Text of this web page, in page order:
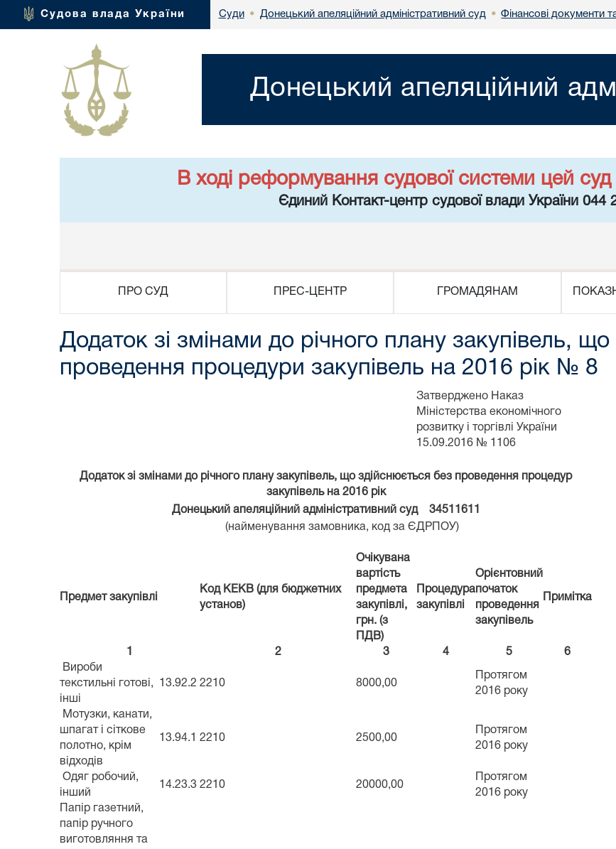
Судова влада України Суди • Донецький апеляційний адміністративний суд • Фінансові документи та
Донецький апеляційний
В ході реформування судової системи цей
Єдиний Контакт-центр судової влади України 044
ПРО СУД ПРЕС-ЦЕНТР ГРОМАДЯНАМ
Додаток зі змінами до річного плану закупівель,
проведення процедури закупівель на 2016 рік № 8
Затверджено Наказ
Міністерства економічного
розвитку і торгівлі України
15.09.2016 № 1106
Додаток зі змінами до річного плану закупівель, що здійснюється без проведення процедур
закупівель на 2016 рік
Донецький апеляційний адміністративний суд 34511611
(найменування замовника, код за ЄДРПОУ)
Предмет закупівлі
Код КЕКВ (для бюджетних
установ)
Очікувана
вартість
предмета
закупівлі,
грн. (з
ПДВ)
Процедура
закупівлі
Орієнтовний
початок
проведення
закупівель
Примітка
1 2 3 4 5
6
Вироби
текстильні готові,
інші
13.92.2 2210 8000,00
Протягом
2016 року
Мотузки, канати,
шпагат і сіткове
полотно, крім
відходів
13.94.1 2210 2500,00
Протягом
2016 року
Одяг робочий,
інший
14.23.3 2210 20000,00
Протягом
2016 року
Папір газетний,
папір ручного
виготовляння та